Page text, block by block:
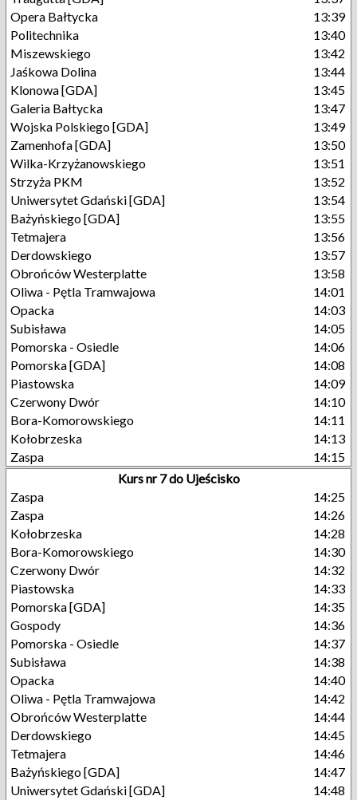
Opera Bałtycka
13:39
Politechnika
13:40
Miszewskiego
13:42
Jaśkowa Dolina
13:44
Klonowa [GDA]
13:45
Galeria Bałtycka
13:47
Wojska Polskiego [GDA]
13:49
Zamenhofa [GDA]
13:50
Wilka-Krzyżanowskiego
13:51
Strzyża PKM
13:52
Uniwersytet Gdański [GDA]
13:54
Bażyńskiego [GDA]
13:55
Tetmajera
13:56
Derdowskiego
13:57
Obrońców Westerplatte
13:58
Oliwa - Pętla Tramwajowa
14:01
Opacka
14:03
Subisława
14:05
Pomorska - Osiedle
14:06
Pomorska [GDA]
14:08
Piastowska
14:09
Czerwony Dwór
14:10
Bora-Komorowskiego
14:11
Kołobrzeska
14:13
Zaspa
14:15
Kurs nr 7 do Ujeścisko
Zaspa
14:25
Zaspa
14:26
Kołobrzeska
14:28
Bora-Komorowskiego
14:30
Czerwony Dwór
14:32
Piastowska
14:33
Pomorska [GDA]
14:35
Gospody
14:36
Pomorska - Osiedle
14:37
Subisława
14:38
Opacka
14:40
Oliwa - Pętla Tramwajowa
14:42
Obrońców Westerplatte
14:44
Derdowskiego
14:45
Tetmajera
14:46
Bażyńskiego [GDA]
14:47
Uniwersytet Gdański [GDA]
14:48